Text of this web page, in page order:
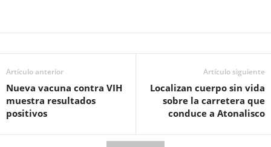
Artículo anterior
Nueva vacuna contra VIH
muestra resultados
positivos
Artículo siguiente
Localizan cuerpo sin vida
sobre la carretera que
conduce a Atonalisco